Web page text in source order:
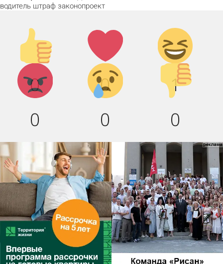
водитель штраф законопроект
Палец
вверх!
0
Лайк!
0
Дикий
смех!
1
Агрессия!
0
Грусть :
(
0
Палец
вниз!
0